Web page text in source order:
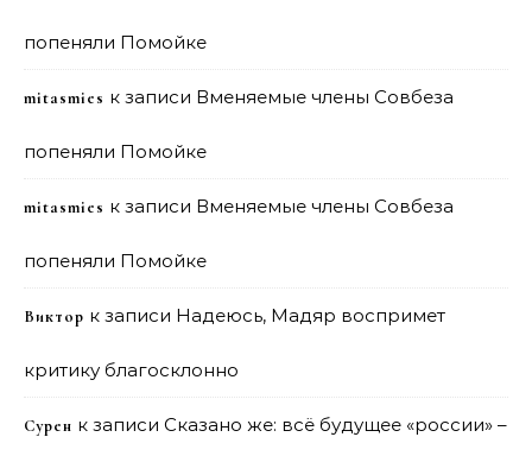
попеняли Помойке
mitasmies к записи Вменяемые члены Совбеза
попеняли Помойке
mitasmies к записи Вменяемые члены Совбеза
попеняли Помойке
Виктор к записи Надеюсь, Мадяр воспримет
критику благосклонно
Сурен к записи Сказано же: всё будущее «россии» –